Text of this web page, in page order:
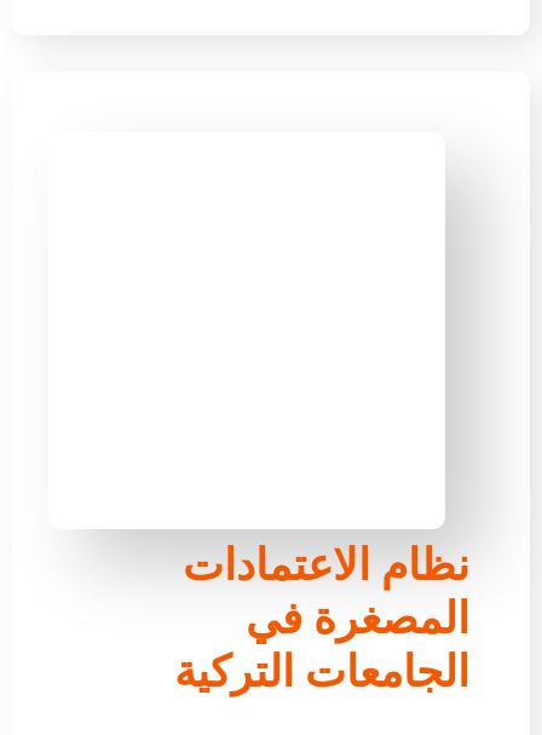
نظام الاعتمادات
المصغرة في
الجامعات التركية